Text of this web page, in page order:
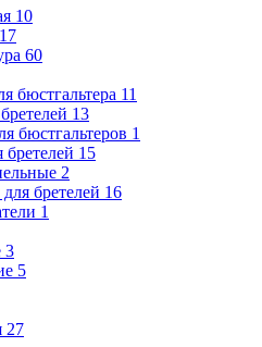
10
17
60
бюстгальтера 11
13
бюстгальтеров 1
15
2
бретелей 16
1
3
5
27